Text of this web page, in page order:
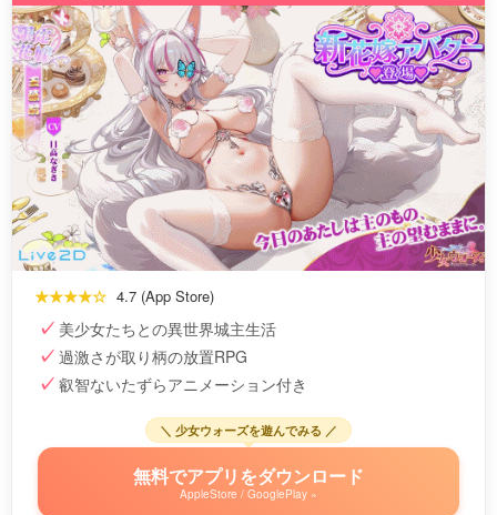
★★★★☆ 4.7 (App Store)
美少女たちとの異世界城主生活
過激さが取り柄の放置RPG
叡智ないたずらアニメーション付き
＼ 少女ウォーズを遊んでみる ／
無料でアプリをダウンロード
AppleStore / GooglePlay »